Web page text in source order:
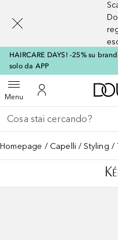
HAIRCARE DAYS! -25% su
solo da APP
MenuApri menuAl Mio Account
Torna indietro
Esegui ricerca
Homepage Capelli Styling